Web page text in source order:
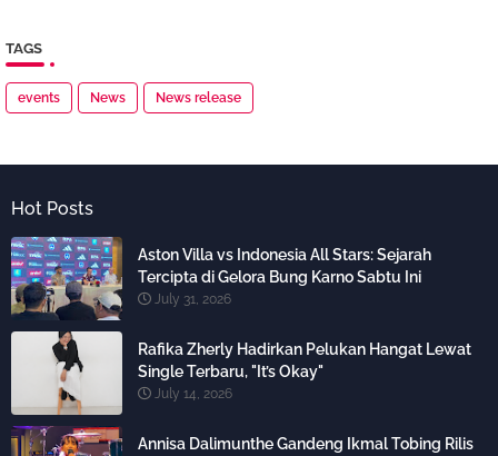
TAGS
events News News release
Hot Posts
Aston Villa vs Indonesia All Stars: Sejarah
Tercipta di Gelora Bung Karno Sabtu Ini
July 31, 2026
Rafika Zherly Hadirkan Pelukan Hangat Lewat
Single Terbaru, "It’s Okay"
July 14, 2026
Annisa Dalimunthe Gandeng Ikmal Tobing Rilis